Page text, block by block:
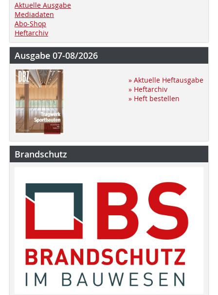
Aktuelle Ausgabe
Mediadaten
Abo-Shop
Heftarchiv
Ausgabe 07-08/2026
» Aktuelle Heftausgabe
» Heftarchiv
» Heft bestellen
Brandschutz